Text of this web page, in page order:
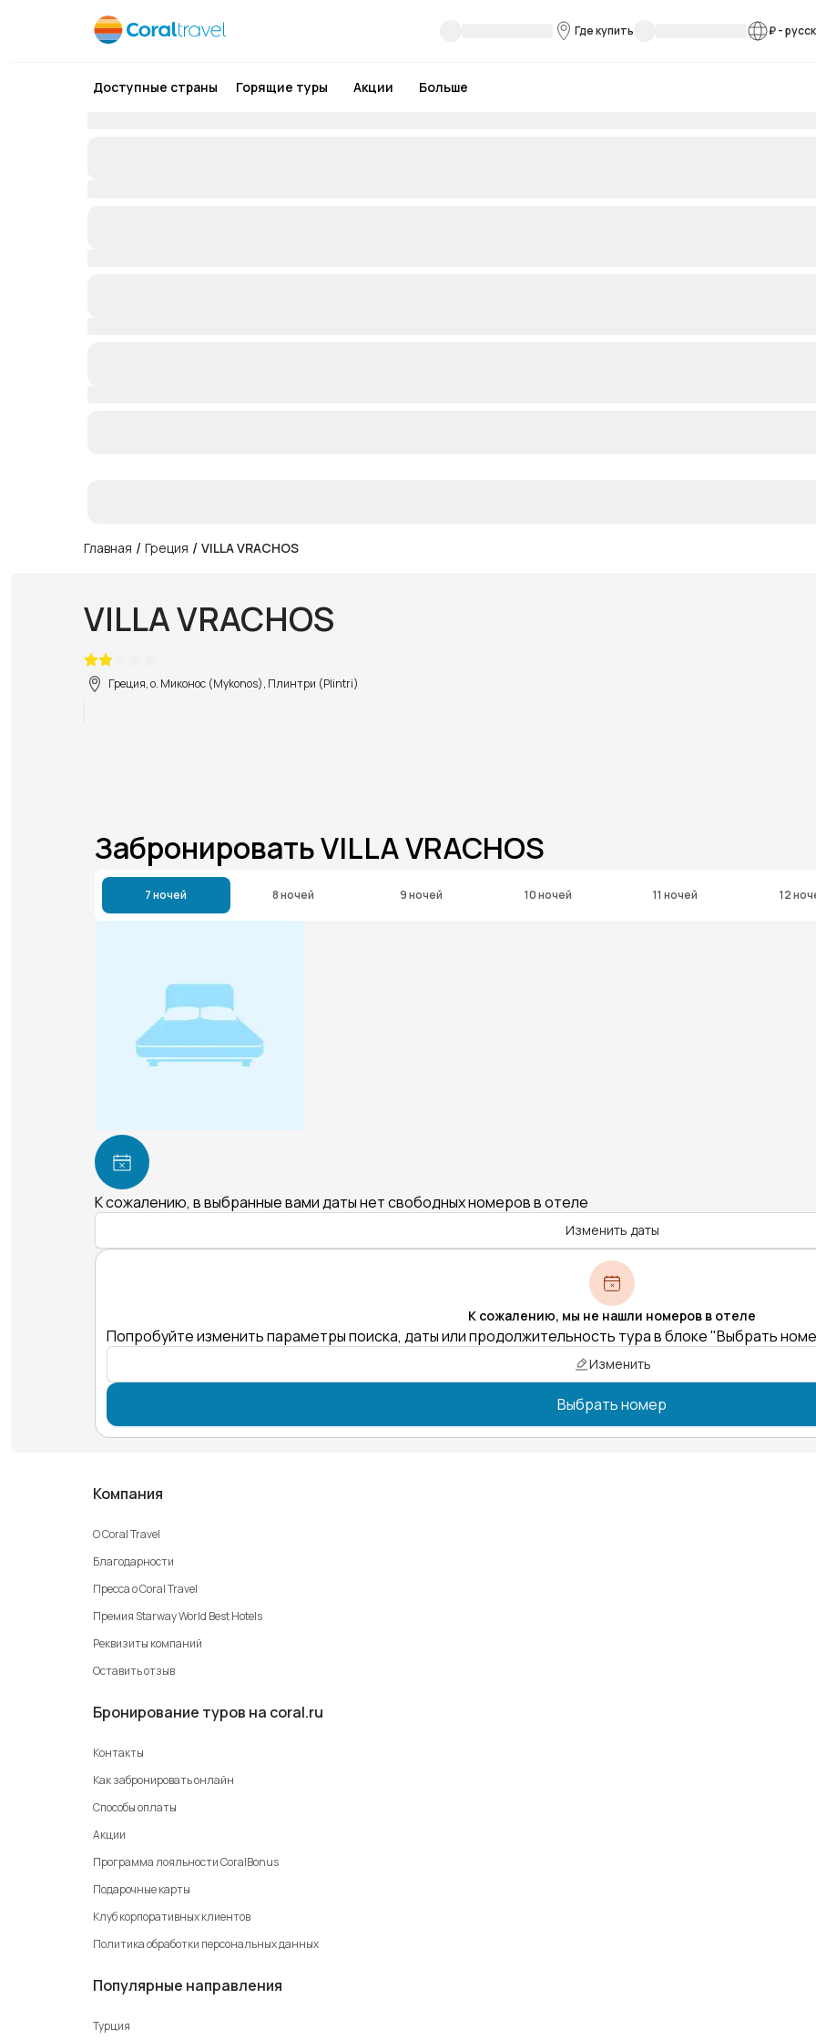
Где купить ₽-
Доступные страны Горящие туры Акции Больше
Главная / Греция / VILLA VRACHOS
VILLA VRACHOS
Греция, о. Миконос (Mykonos), Плинтри (Plintri)
Забронировать VILLA VRACHOS
7 ночей 8 ночей 9 ночей 10 ночей 11 ночей 12
К сожалению, в выбранные вами даты нет свободных номеров в отеле
Изменить даты
К сожалению, мы не нашли номеров в отеле
Попробуйте изменить параметры поиска, даты или продолжительность тура в блоке "Выбрать
Изменить
Выбрать номер
Компания
О Coral Travel
Благодарности
Пресса о Coral Travel
Премия Starway World Best Hotels
Реквизиты компаний
Оставить отзыв
Бронирование туров на coral.ru
Контакты
Как забронировать онлайн
Способы оплаты
Акции
Программа лояльности CoralBonus
Подарочные карты
Клуб корпоративных клиентов
Политика обработки персональных данных
Популярные направления
Турция